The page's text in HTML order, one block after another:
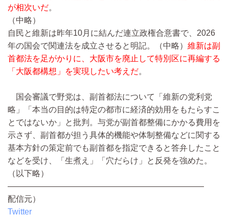
が相次いだ。
（中略）
自民と維新は昨年10月に結んだ連立政権合意書で、2026
年の国会で関連法を成立させると明記。
（中略） 維新は副
首都法を足がかりに、大阪市を廃止して特別区に再編する
「大阪都構想」を実現したい考えだ。
国会審議で野党は、副首都法について「維新の党利党
略」「本当の目的は特定の都市に経済的効用をもたらすこ
とではないか」と批判。与党が副首都整備にかかる費用を
示さず、副首都が担う具体的機能や体制整備などに関する
基本方針の策定前でも副首都を指定できると答弁したこと
などを受け、「生煮え」「穴だらけ」と反発を強めた。
（以下略）
————————————————————————
配信元）
Twitter